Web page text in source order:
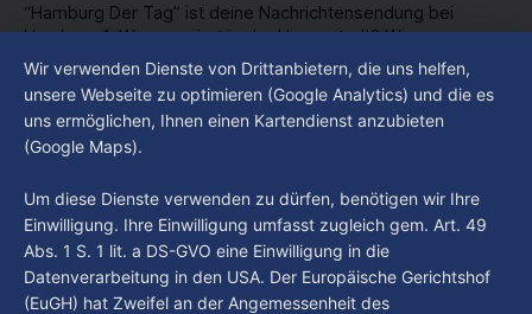
“Hamburg Der Tag” ist deine Nachrichtensendung bei
Hamburg 1. Was passiert in der Hansestadt? Was
beschäftigt die Hamburgerinnen und Hamburger? Was steht
in unserer Stadt an? Fragen, die von Montag bis Freitag LIVE
um 18 Uhr beantwortet werden - auf YouTube und im TV.
By Luca Kimmel 6. Aug. 2026
Hamburg Der Tag vom 05.08.2026
“Hamburg Der Tag” ist deine Nachrichtensendung bei
Hamburg 1. Was passiert in der Hansestadt? Was
in unserer Stadt an? Fragen, die von Montag bis Freitag LIVE
um 18 Uhr beantwortet werden - auf YouTube und im TV.
By Luca Kimmel 5. Aug. 2026
Wir verwenden Dienste von Drittanbietern, die uns helfen,
unsere Webseite zu optimieren (Google Analytics) und die es
uns ermöglichen, Ihnen einen Kartendienst anzubieten
(Google Maps).
Um diese Dienste verwenden zu dürfen, benötigen wir Ihre
Einwilligung. Ihre Einwilligung umfasst zugleich gem. Art. 49
Abs. 1 S. 1 lit. a DS-GVO eine Einwilligung in die
Datenverarbeitung in den USA. Der Europäische Gerichtshof
(EuGH) hat Zweifel an der Angemessenheit des